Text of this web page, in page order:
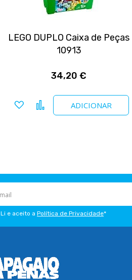
LEGO DUPLO Caixa de Peças
10913
34,20 €
ADICIONAR
Adicionar a favoritos
Comparar
Li e aceito a Política de Privacidade*